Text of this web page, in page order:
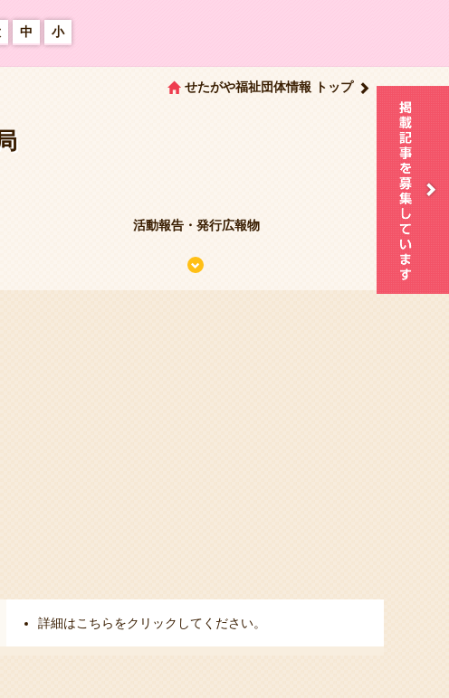
中 小
せたがや福祉団体情報 トップ
活動報告・発行広報物
詳細はこちらをクリックしてください。